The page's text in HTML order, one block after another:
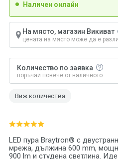
LED пура Braytron® с
мрежа, дължина 600 mm,
900 lm и студена светлина.
Наличен онлайн
На място, магазин Викиват
цената на място може да е
Количество по заявка
поръчай повече от наличното
Виж количества